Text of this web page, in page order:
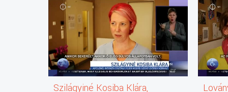
Szilágyiné Kosiba Klára,